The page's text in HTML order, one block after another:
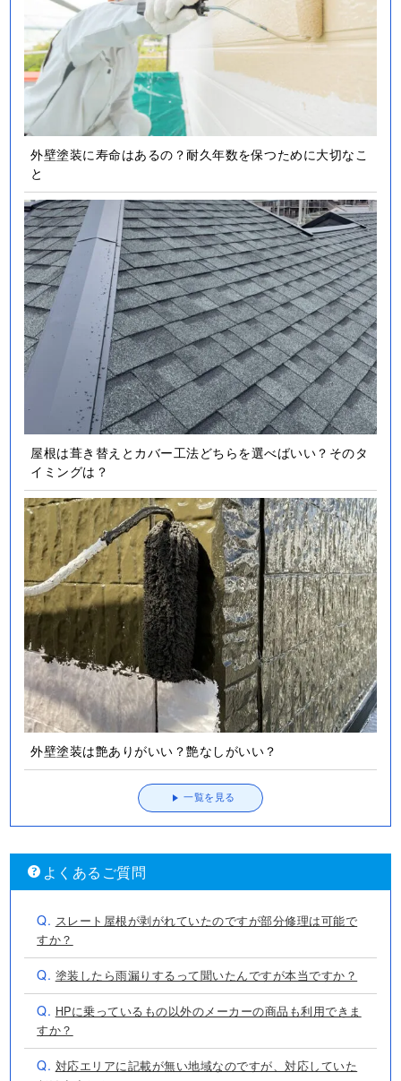
外壁塗装に寿命はあるの？耐久年数を保つために大切なこ
と
屋根は葺き替えとカバー工法どちらを選べばいい？そのタ
イミングは？
外壁塗装は艶ありがいい？艶なしがいい？
一覧を見る
よくあるご質問
Q.塗装したら雨漏りするって聞いたんですが本当ですか？
Q.HPに乗っているもの以外のメーカーの商品も利用できま
すか？
Q.対応エリアに記載が無い地域なのですが、対応していた
だけますか？
Q.カラーシミュレーションはやってもらえますか？